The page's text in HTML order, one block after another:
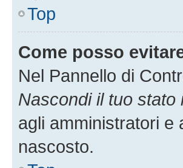
Top
Come posso
Nel Pannello di
Nascondi il tuo stato
agli amministratori e
nascosto.